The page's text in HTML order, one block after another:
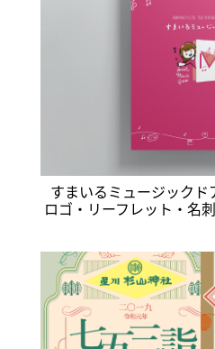
すまいるミュージック
ロゴ・リーフレット・名刺